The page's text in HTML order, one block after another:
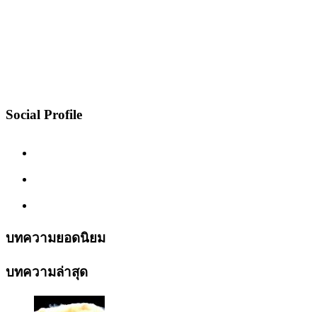
Social Profile
บทความยอดนิยม
บทความล่าสุด